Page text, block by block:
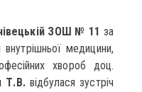
ЗОШ № 11 за
внутрішньої медицини,
хвороб доц.
Т.В.відбулася зустріч